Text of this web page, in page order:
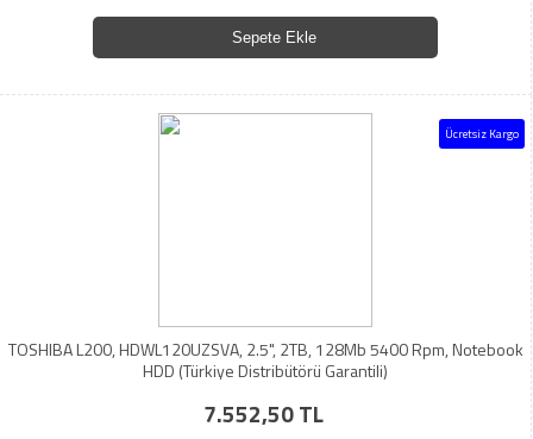
Sepete Ekle
Ücretsiz Kargo
TOSHIBA L200, HDWL120UZSVA, 2.5", 2TB, 128Mb 5400 Rpm, Notebook
HDD (Türkiye Distribütörü Garantili)
7.552,50 TL